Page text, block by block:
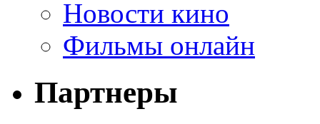
Новости кино
Фильмы онлайн
Партнеры